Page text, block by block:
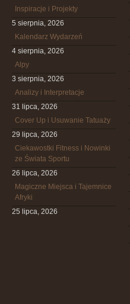
Inspiracje i Projekty
5 sierpnia, 2026
Kalendarz Wydarzeń
4 sierpnia, 2026
Alpy
3 sierpnia, 2026
Analizy i Interpretacje
31 lipca, 2026
Cover Up i Usuwanie Tatuaży
29 lipca, 2026
Ciekawostki Fitness i Nowinki
ze Świata Sportu
26 lipca, 2026
Magiczne Miejsca i Tajemnice
Afryki
25 lipca, 2026